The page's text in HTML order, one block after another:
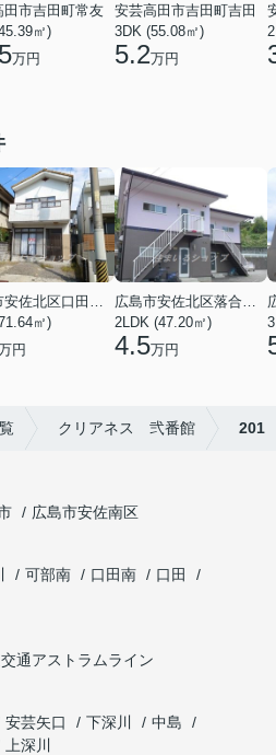
田市吉田町常友
㎡)
万円
安芸高田市吉田町吉田
3DK (55.08㎡)
5.2万円
㎡)
円
2LDK (47.20㎡)
4.5万円
クリアネス 弐番館 201
広島市安佐南区
可部南 口田南
口田
通アストラムライン
安芸矢口 下深川
中島
上深川